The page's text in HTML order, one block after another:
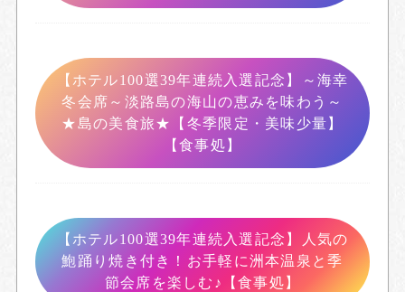
【ホテル100選39年連続入選記念】～海幸
冬会席～淡路島の海山の恵みを味わう～
★島の美食旅★【冬季限定・美味少量】
【食事処】
【ホテル100選39年連続入選記念】人気の
鮑踊り焼き付き！お手軽に洲本温泉と季
節会席を楽しむ♪【食事処】